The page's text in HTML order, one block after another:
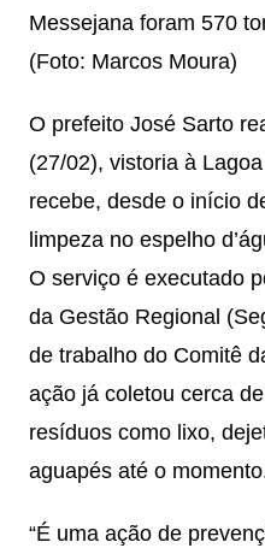
Messejana foram 570
(Foto: Marcos Moura)
O prefeito José Sarto
(27/02), vistoria à
recebe, desde o início
limpeza no espelho
O serviço é executado
da Gestão Regional
de trabalho do Comitê
ação já coletou cerca
resíduos como lixo,
aguapés até o
“É uma ação de